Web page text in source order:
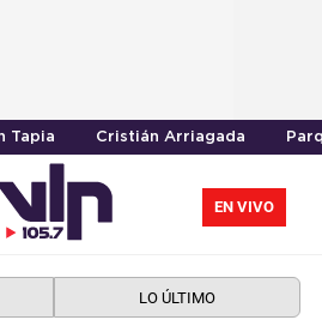
Tapia Cristián Arriagada
EN VIVO
LO ÚLTIMO